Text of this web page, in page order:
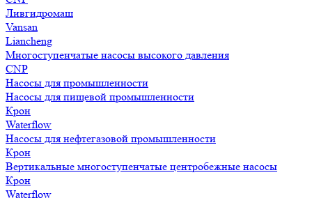
Ливгидромаш
Vansan
Liancheng
Многоступенчатые насосы высокого давления
CNP
Насосы для промышленности
Насосы для пищевой промышленности
Крон
Waterflow
Насосы для нефтегазовой промышленности
Крон
Вертикальные многоступенчатые центробежные насосы
Крон
Waterflow